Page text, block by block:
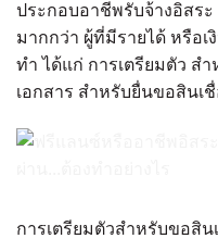
ประกอบอาชีพรับจ้างอิสร
มากกว่า ผู้ที่มีรายได้ หรือเ
ทำ ได้แก่ การเตรียมตัว ส
เอกสาร สำหรับยื่นขอสินเ
การเตรียมตัวสำหรับขอสิน